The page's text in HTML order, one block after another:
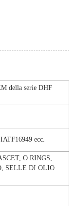
della serie DHF
ecc.
O RINGS,
SELLE DI OLIO